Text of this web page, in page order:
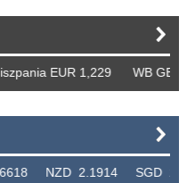
1,229 WB GBP 1,318
2.1914 SGD 2.9123